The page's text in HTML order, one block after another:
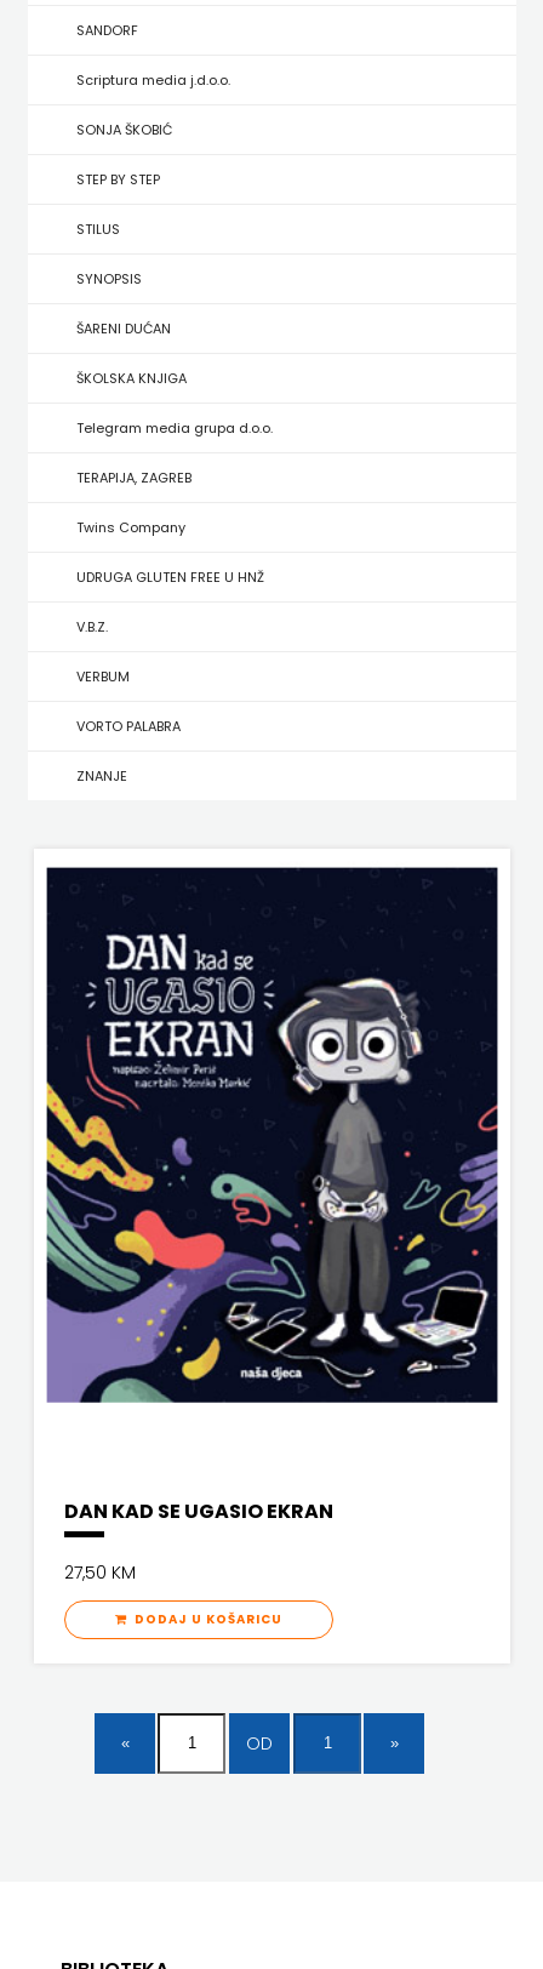
HRVATSKA
MLADINSKA
KNJIGA
MOZAIK
MOZAIK
KNJIGA
NAKLADA
BEGEN
NAKLADA
BENEDIKTA
NAKLADA
MATE
NAKLADA
SLAP
NAKLADA
SV.ANTUNA
NAKLADA
ULIKS
NARODNA
KNJIŽNICA
NAŠA
NAŠA
NOVOTEKS
OMEGA
SANDORF
Scriptura media j.d.o.o.
SONJA ŠKOBIĆ
STEP BY STEP
STILUS
SYNOPSIS
ŠARENI DUĆAN
ŠKOLSKA KNJIGA
Telegram media grupa d.o.o.
TERAPIJA, ZAGREB
Twins Company
UDRUGA GLUTEN FREE U HNŽ
V.B.Z.
VERBUM
VORTO PALABRA
ZNANJE
DAN KAD SE UGASIO EKRAN
27,50 KM
DODAJ U KOŠARICU
OD